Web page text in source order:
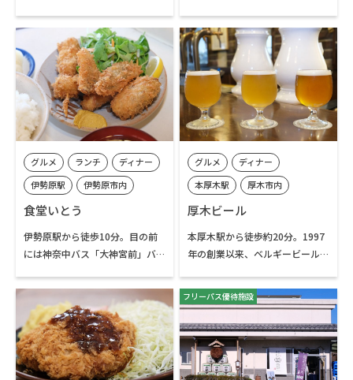
た、アラカルトも充実している
ので、ひとりでもご家族でも気
軽に本場の味を楽しむことがで
きます。
ュなお店「MEAT & SPICE
PONO」。インド系とも欧風とも
異なるオリジナルな風味の各種
カレーをはじめ、ハンバーガー
などの食事系からスイーツまで
店主の望月さんが手作りし提供
しています。
ター。「広沢寺温泉入口」バス
停からほど近い店舗では、豆の
購入だけでなく、焙煎されたば
かりの新鮮なコーヒーを味わう
ことができるカフェ「ともりび
kafa」も併設しています。
グルメ ランチ
ディナー
伊勢原駅
伊勢原市内
食堂いとう
伊勢原駅から徒歩10分。目の前
には神奈中バス「大神宮前」バ
七沢方面への路線が利用できる
ので、ハイキングへ出発する前
や、登山帰り立ち寄ることもで
きます。朝8時に開店し、朝食は
もちろん、ランチに、夜の食事
にと訪れるお客さんで、店内のL
グルメ
ディナー
本厚木駅
厚木市内
厚木ビール
本厚木駅から徒歩約20分。1997
年の創業以来、ベルギービール
てクラフトビールの製造を続け
ています。工場隣接のビアバー
は、2023年6月にスポーツバーに
リニューアル。店頭では常時3種
から5種類程度のビールがサーバ
ーに繋がれ、出来立てを楽しむ
フリーパス優待施設